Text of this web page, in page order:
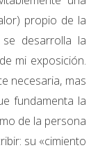
propio de la
desarrolla la
mi exposición.
necesaria, mas
fundamenta la
de la persona
su «cimiento